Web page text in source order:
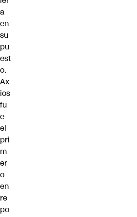
a
en
su
pu
est
o.
Ax
ios
fu
e
el
pri
m
er
o
en
re
po